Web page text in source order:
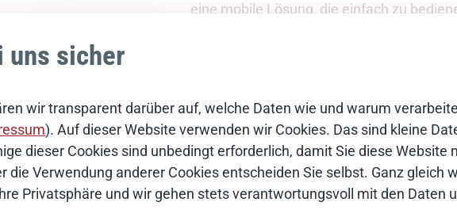
uns sicher
wir transparent darüber auf, welche Daten wie und warum
). Auf dieser Website verwenden wir Cookies. Das sind kleine
dieser Cookies sind unbedingt erforderlich, damit Sie diese Website
die Verwendung anderer Cookies entscheiden Sie selbst. Ganz gleich
Privatsphäre und wir gehen stets verantwortungsvoll mit den Daten
eine mobile Lösung, die einfach zu
angebundenen App: Die besonders
Zusammenarbeit